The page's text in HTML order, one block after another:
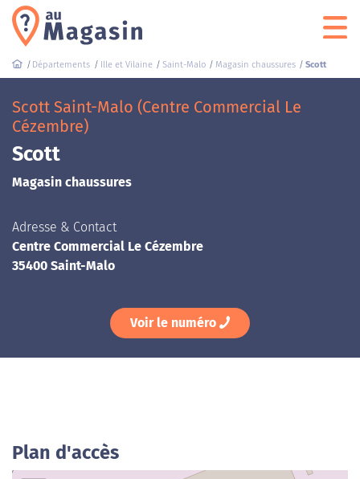
Départements Ille et Vilaine Saint-Malo Magasin chaussures Scott
Scott Saint-Malo (Centre Commercial Le
Cézembre)
Scott
Magasin chaussures
Adresse & Contact
Centre Commercial Le Cézembre
35400 Saint-Malo
Voir le numéro
Plan d'accès